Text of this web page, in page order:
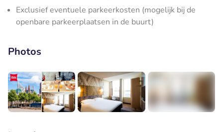
Exclusief eventuele parkeerkosten (mogelijk bij de
openbare parkeerplaatsen in de buurt)
Photos